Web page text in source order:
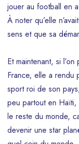
jouer au football en
À noter qu’elle
sens et que sa
Et maintenant, si
France, elle a rendu
sport roi de son
peu partout en Haïti,
le reste du monde,
devenir une star